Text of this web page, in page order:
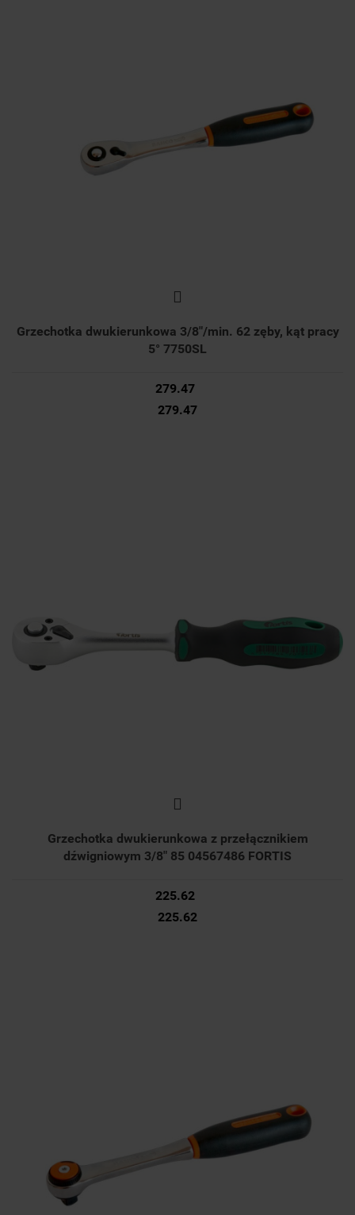
Grzechotka dwukierunkowa 3/8"/min. 62 zęby, kąt pracy
5° 7750SL
279.47
279.47
Grzechotka dwukierunkowa z przełącznikiem
dźwigniowym 3/8" 85 04567486 FORTIS
225.62
225.62